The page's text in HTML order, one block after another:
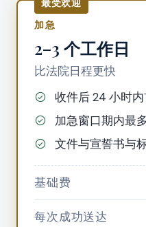
最受欢迎
加急
2–3 个工作日
比法院日程更快
收件后 24 小时
加急窗口期内最
文件与宣誓书与
基础费
每次成功送达